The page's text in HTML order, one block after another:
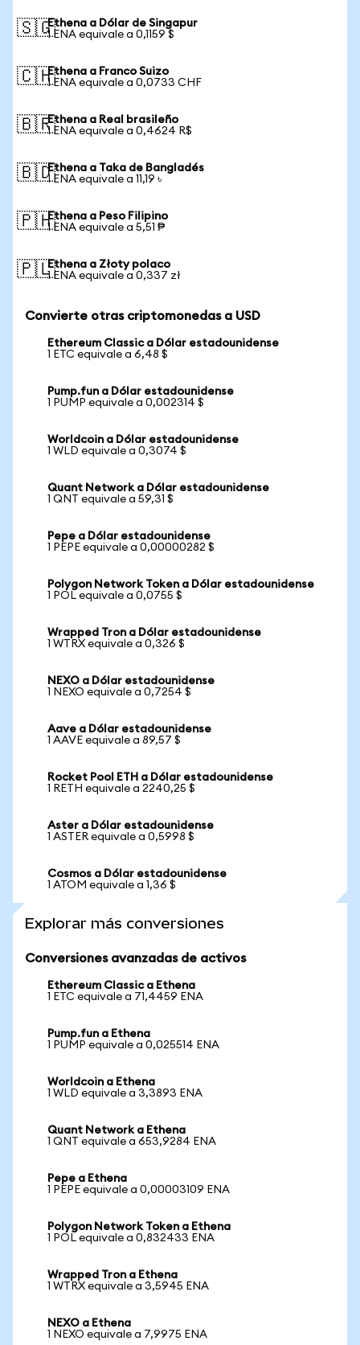
🇸🇬Ethena a Dólar de Singapur
1 ENA equivale a 0,1159 $
🇨🇭Ethena a Franco Suizo
1 ENA equivale a 0,0733 CHF
🇧🇷Ethena a Real brasileño
1 ENA equivale a 0,4624 R$
🇧🇩Ethena a Taka de Bangladés
1 ENA equivale a 11,19 ৳
🇵🇭Ethena a Peso Filipino
1 ENA equivale a 5,51 ₱
🇵🇱Ethena a Złoty polaco
1 ENA equivale a 0,337 zł
Convierte otras criptomonedas a USD
Ethereum Classic a Dólar estadounidense
1 ETC equivale a 6,48 $
Pump.fun a Dólar estadounidense
1 PUMP equivale a 0,002314 $
Worldcoin a Dólar estadounidense
1 WLD equivale a 0,3074 $
Quant Network a Dólar estadounidense
1 QNT equivale a 59,31 $
Pepe a Dólar estadounidense
1 PEPE equivale a 0,00000282 $
Polygon Network Token a Dólar estadounidense
1 POL equivale a 0,0755 $
Wrapped Tron a Dólar estadounidense
1 WTRX equivale a 0,326 $
NEXO a Dólar estadounidense
1 NEXO equivale a 0,7254 $
Aave a Dólar estadounidense
1 AAVE equivale a 89,57 $
Rocket Pool ETH a Dólar estadounidense
1 RETH equivale a 2240,25 $
Aster a Dólar estadounidense
1 ASTER equivale a 0,5998 $
Cosmos a Dólar estadounidense
1 ATOM equivale a 1,36 $
Explorar más conversiones
Conversiones avanzadas de activos
Ethereum Classic a Ethena
1 ETC equivale a 71,4459 ENA
Pump.fun a Ethena
1 PUMP equivale a 0,025514 ENA
Worldcoin a Ethena
1 WLD equivale a 3,3893 ENA
Quant Network a Ethena
1 QNT equivale a 653,9284 ENA
Pepe a Ethena
1 PEPE equivale a 0,00003109 ENA
Polygon Network Token a Ethena
1 POL equivale a 0,832433 ENA
Wrapped Tron a Ethena
1 WTRX equivale a 3,5945 ENA
NEXO a Ethena
1 NEXO equivale a 7,9975 ENA